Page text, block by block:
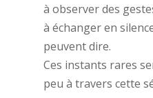
à observer des
à échanger en
peuvent dire.
Ces instants rares
peu à travers cette